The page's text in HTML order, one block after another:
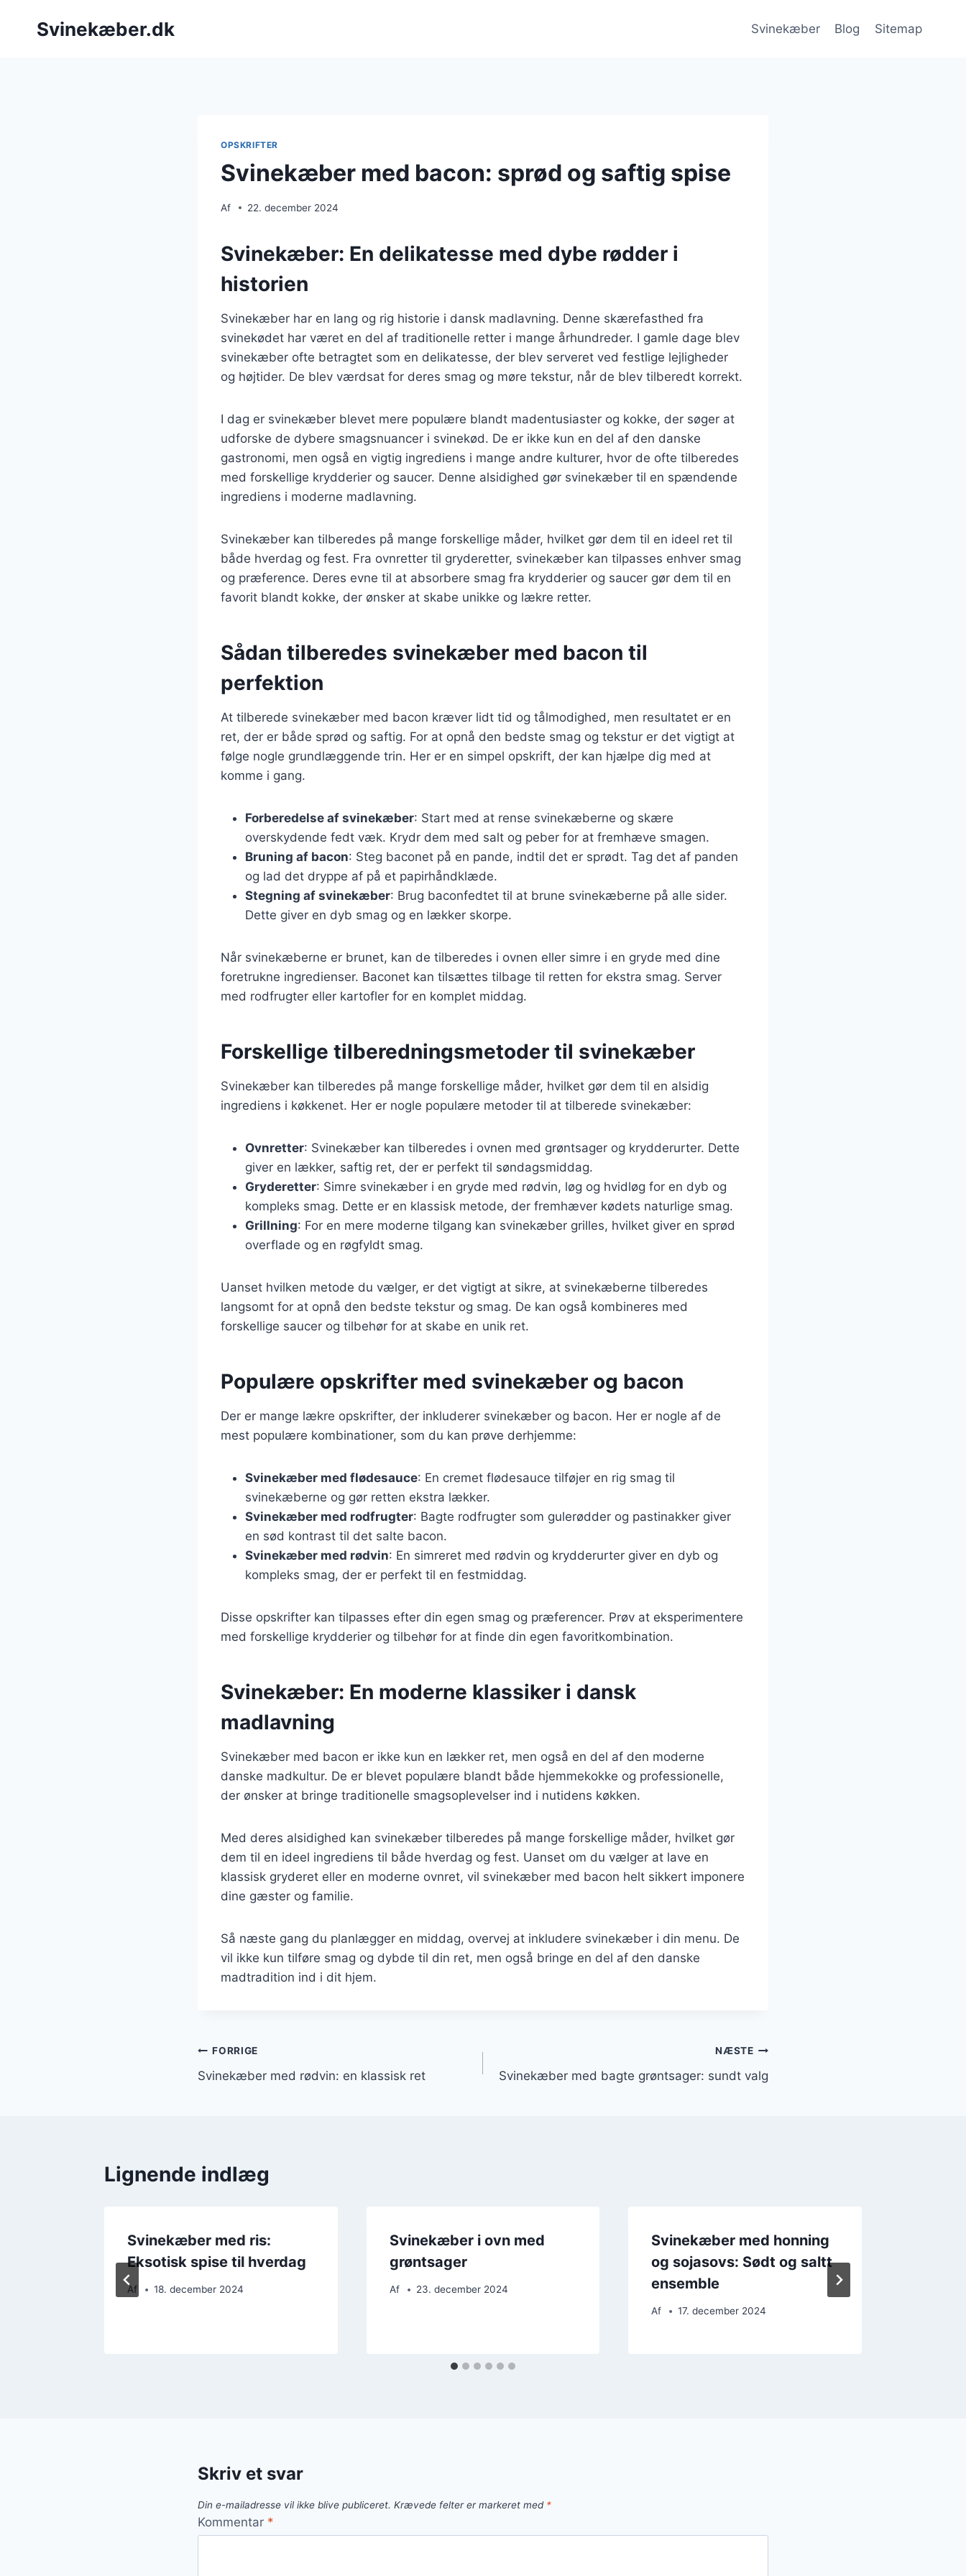
Svinekæber.dk Svinekæber Blog Sitemap
OPSKRIFTER
Svinekæber med bacon: sprød og saftig spise
Af 22. december 2024
Svinekæber: En delikatesse med dybe rødder i
historien
Svinekæber har en lang og rig historie i dansk madlavning. Denne skærefasthed fra
svinekødet har været en del af traditionelle retter i mange århundreder. I gamle dage blev
svinekæber ofte betragtet som en delikatesse, der blev serveret ved festlige lejligheder
og højtider. De blev værdsat for deres smag og møre tekstur, når de blev tilberedt korrekt.
I dag er svinekæber blevet mere populære blandt madentusiaster og kokke, der søger at
udforske de dybere smagsnuancer i svinekød. De er ikke kun en del af den danske
gastronomi, men også en vigtig ingrediens i mange andre kulturer, hvor de ofte tilberedes
med forskellige krydderier og saucer. Denne alsidighed gør svinekæber til en spændende
ingrediens i moderne madlavning.
Svinekæber kan tilberedes på mange forskellige måder, hvilket gør dem til en ideel ret til
både hverdag og fest. Fra ovnretter til gryderetter, svinekæber kan tilpasses enhver smag
og præference. Deres evne til at absorbere smag fra krydderier og saucer gør dem til en
favorit blandt kokke, der ønsker at skabe unikke og lækre retter.
Sådan tilberedes svinekæber med bacon til
perfektion
At tilberede svinekæber med bacon kræver lidt tid og tålmodighed, men resultatet er en
ret, der er både sprød og saftig. For at opnå den bedste smag og tekstur er det vigtigt at
følge nogle grundlæggende trin. Her er en simpel opskrift, der kan hjælpe dig med at
komme i gang.
Forberedelse af svinekæber: Start med at rense svinekæberne og skære
overskydende fedt væk. Krydr dem med salt og peber for at fremhæve smagen.
Bruning af bacon: Steg baconet på en pande, indtil det er sprødt. Tag det af panden
og lad det dryppe af på et papirhåndklæde.
Stegning af svinekæber: Brug baconfedtet til at brune svinekæberne på alle sider.
Dette giver en dyb smag og en lækker skorpe.
Når svinekæberne er brunet, kan de tilberedes i ovnen eller simre i en gryde med dine
foretrukne ingredienser. Baconet kan tilsættes tilbage til retten for ekstra smag. Server
med rodfrugter eller kartofler for en komplet middag.
Forskellige tilberedningsmetoder til svinekæber
Svinekæber kan tilberedes på mange forskellige måder, hvilket gør dem til en alsidig
ingrediens i køkkenet. Her er nogle populære metoder til at tilberede svinekæber:
Ovnretter: Svinekæber kan tilberedes i ovnen med grøntsager og krydderurter. Dette
giver en lækker, saftig ret, der er perfekt til søndagsmiddag.
Gryderetter: Simre svinekæber i en gryde med rødvin, løg og hvidløg for en dyb og
kompleks smag. Dette er en klassisk metode, der fremhæver kødets naturlige smag.
Grillning: For en mere moderne tilgang kan svinekæber grilles, hvilket giver en sprød
overflade og en røgfyldt smag.
Uanset hvilken metode du vælger, er det vigtigt at sikre, at svinekæberne tilberedes
langsomt for at opnå den bedste tekstur og smag. De kan også kombineres med
forskellige saucer og tilbehør for at skabe en unik ret.
Populære opskrifter med svinekæber og bacon
Der er mange lækre opskrifter, der inkluderer svinekæber og bacon. Her er nogle af de
mest populære kombinationer, som du kan prøve derhjemme:
Svinekæber med flødesauce: En cremet flødesauce tilføjer en rig smag til
svinekæberne og gør retten ekstra lækker.
Svinekæber med rodfrugter: Bagte rodfrugter som gulerødder og pastinakker giver
en sød kontrast til det salte bacon.
Svinekæber med rødvin: En simreret med rødvin og krydderurter giver en dyb og
kompleks smag, der er perfekt til en festmiddag.
Disse opskrifter kan tilpasses efter din egen smag og præferencer. Prøv at eksperimentere
med forskellige krydderier og tilbehør for at finde din egen favoritkombination.
Svinekæber: En moderne klassiker i dansk
madlavning
Svinekæber med bacon er ikke kun en lækker ret, men også en del af den moderne
danske madkultur. De er blevet populære blandt både hjemmekokke og professionelle,
der ønsker at bringe traditionelle smagsoplevelser ind i nutidens køkken.
Med deres alsidighed kan svinekæber tilberedes på mange forskellige måder, hvilket gør
dem til en ideel ingrediens til både hverdag og fest. Uanset om du vælger at lave en
klassisk gryderet eller en moderne ovnret, vil svinekæber med bacon helt sikkert imponere
dine gæster og familie.
Så næste gang du planlægger en middag, overvej at inkludere svinekæber i din menu. De
vil ikke kun tilføre smag og dybde til din ret, men også bringe en del af den danske
madtradition ind i dit hjem.
Indlægsnavigation
FORRIGE
Svinekæber med rødvin: en klassisk ret
NÆSTE
Svinekæber med bagte grøntsager: sundt valg
Lignende indlæg
Svinekæber med ris:
Eksotisk spise til hverdag
Af 18. december 2024
Svinekæber i ovn med
grøntsager
Af 23. december 2024
Svinekæber med honning
og sojasovs: Sødt og saltt
ensemble
Af 17. december 2024
Skriv et svar
Din e-mailadresse vil ikke blive publiceret. Krævede felter er markeret med *
Kommentar *